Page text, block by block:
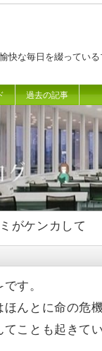
快な毎日を綴ってい
過去の記事
がケンカして
す。
んとに命の危
ことも起きて